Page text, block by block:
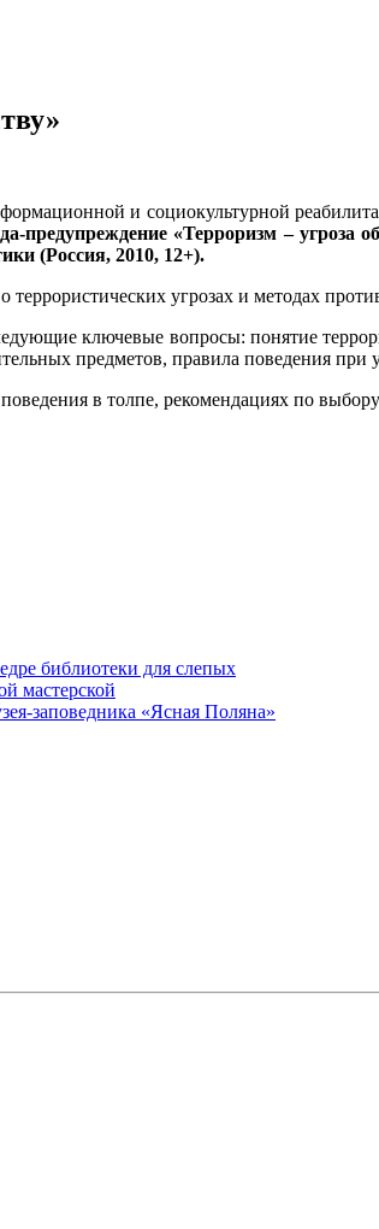
и социокультурной
предупреждение «Терроризм – угроза
(Россия, 2010, 12+).
угрозах и методах
ключевые вопросы: понятие
предметов, правила поведения при
в толпе, рекомендациях по
библиотеки для слепых
мастерской
заповедника «Ясная Поляна»